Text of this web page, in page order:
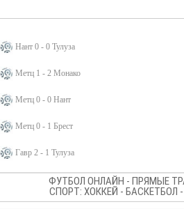
Нант 0 - 0 Тулуза
Метц 1 - 2 Монако
Метц 0 - 0 Нант
Метц 0 - 1 Брест
Гавр 2 - 1 Тулуза
ФУТБОЛ ОНЛАЙН - ПРЯМЫЕ
СПОРТ: ХОККЕЙ -